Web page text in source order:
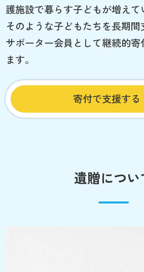
護施設で暮らす子どもが増えて
そのような子どもたちを長期間
サポーター会員として継続的寄
ます。
寄付で支援する
遺贈につい